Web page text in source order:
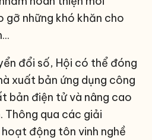
gỡ những khó khăn cho
đổi số, Hội có thể đóng
xuất bản ứng dụng công
bản điện tử và nâng cao
Thông qua các giải
động tôn vinh nghề